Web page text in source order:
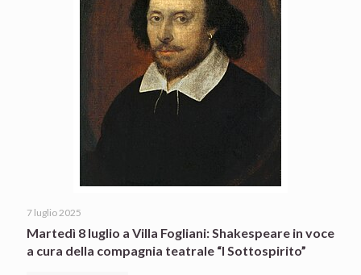
7 luglio 2025
Martedì 8 luglio a Villa Fogliani: Shakespeare in voce
a cura della compagnia teatrale “I Sottospirito”